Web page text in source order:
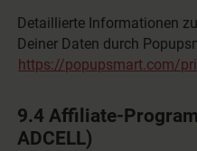
Detaillierte Informationen
Deiner Daten durch
https://popupsmart.com/
9.4 Affiliate-
ADCELL)